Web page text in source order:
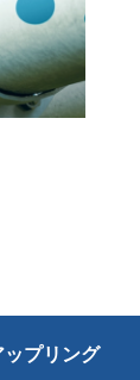
プリング